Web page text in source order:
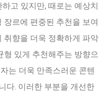
고 있지만, 때로는 예상치
장르에 편중된 추천을 보여
취향을 더욱 정확하게 파악
형 있게 추천해주는 방향으
는 더욱 만족스러운 콘텐
다. 이러한 부분을 개선한